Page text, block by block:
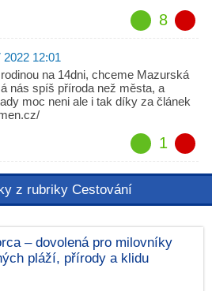
8
2022 12:01
na 14dni, chceme Mazurská
nás spíš příroda než města, a
moc neni ale i tak díky za článek
1
z rubriky Cestování
– dovolená pro milovníky
pláží, přírody a klidu